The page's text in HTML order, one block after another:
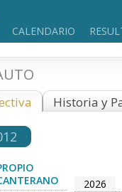
CALENDARIO
Historia y
2026